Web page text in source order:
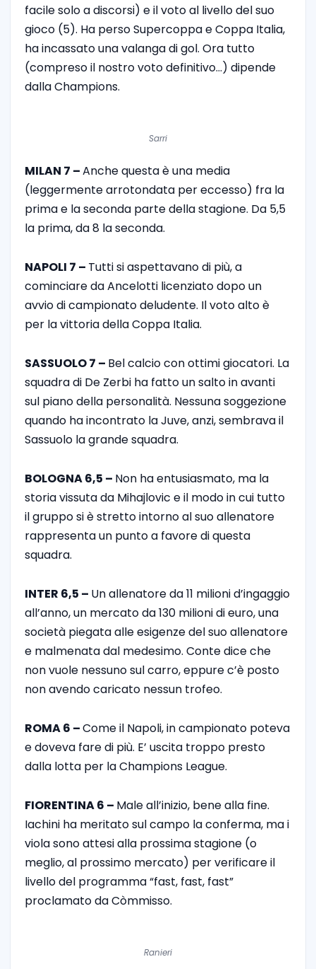
facile solo a discorsi) e il voto al livello del suo
gioco (5). Ha perso Supercoppa e Coppa Italia,
ha incassato una valanga di gol. Ora tutto
(compreso il nostro voto definitivo…) dipende
dalla Champions.
Sarri
MILAN 7 –Anche questa è una media
(leggermente arrotondata per eccesso) fra la
prima e la seconda parte della stagione. Da 5,5
la prima, da 8 la seconda.
NAPOLI 7 – Tutti si aspettavano di più, a
cominciare da Ancelotti licenziato dopo un
avvio di campionato deludente. Il voto alto è
per la vittoria della Coppa Italia.
SASSUOLO 7 – Bel calcio con ottimi giocatori. La
squadra di De Zerbi ha fatto un salto in avanti
sul piano della personalità. Nessuna soggezione
quando ha incontrato la Juve, anzi, sembrava il
Sassuolo la grande squadra.
BOLOGNA 6,5 – Non ha entusiasmato, ma la
storia vissuta da Mihajlovic e il modo in cui tutto
il gruppo si è stretto intorno al suo allenatore
rappresenta un punto a favore di questa
squadra.
INTER 6,5 – Un allenatore da 11 milioni d’ingaggio
all’anno, un mercato da 130 milioni di euro, una
società piegata alle esigenze del suo allenatore
e malmenata dal medesimo. Conte dice che
non vuole nessuno sul carro, eppure c’è posto
non avendo caricato nessun trofeo.
ROMA 6 –Come il Napoli, in campionato poteva
e doveva fare di più. E’ uscita troppo presto
dalla lotta per la Champions League.
FIORENTINA 6 – Male all’inizio, bene alla fine.
Iachini ha meritato sul campo la conferma, ma i
viola sono attesi alla prossima stagione (o
meglio, al prossimo mercato) per verificare il
livello del programma “fast, fast, fast”
proclamato da Còmmisso.
Ranieri